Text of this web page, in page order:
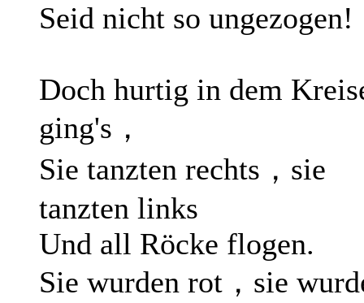
Seid nicht so ungezogen!
Doch hurtig in dem
ging's，
Sie tanzten rechts，sie
tanzten links
Und all Röcke flogen.
Sie wurden rot，sie